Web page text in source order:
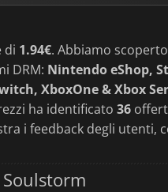
di 1.94€. Abbiamo
DRM: Nintendo eShop,
XboxOne & Xbox
ha identificato 36
i feedback degli utenti,